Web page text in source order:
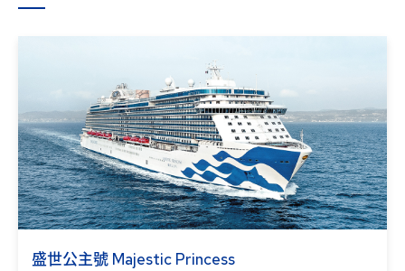
盛世公主號 Majestic Princess